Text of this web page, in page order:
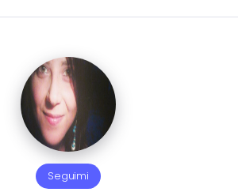
Seguimi